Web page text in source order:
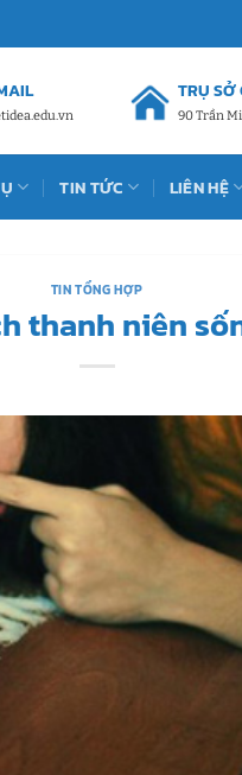
TRỤ SỞ
90 Trần
TIN TỨC LIÊN HỆ
TIN TỔNG HỢP
thanh niên